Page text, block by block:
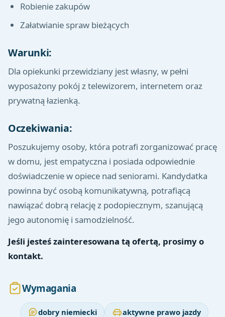
Robienie zakupów
Załatwianie spraw bieżących
Warunki:
Dla opiekunki przewidziany jest własny, w pełni
wyposażony pokój z telewizorem, internetem oraz
prywatną łazienką.
Oczekiwania:
Poszukujemy osoby, która potrafi zorganizować pracę
w domu, jest empatyczna i posiada odpowiednie
doświadczenie w opiece nad seniorami. Kandydatka
powinna być osobą komunikatywną, potrafiącą
nawiązać dobrą relację z podopiecznym, szanującą
jego autonomię i samodzielność.
Jeśli jesteś zainteresowana tą ofertą, prosimy o
kontakt.
Wymagania
dobry niemiecki aktywne prawo jazdy